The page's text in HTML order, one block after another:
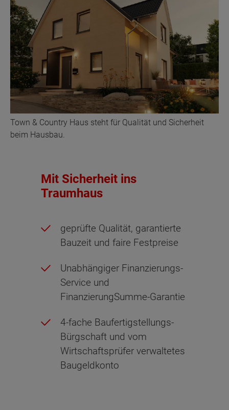
Town & Country Haus steht für Qualität und Sicherheit
beim Hausbau.
Mit Sicherheit ins
Traumhaus
geprüfte Qualität, garantierte
Bauzeit und faire Festpreise
Unabhängiger Finanzierungs-
Service und
FinanzierungSumme-Garantie
4-fache Baufertigstellungs-
Bürgschaft und vom
Wirtschaftsprüfer verwaltetes
Baugeldkonto